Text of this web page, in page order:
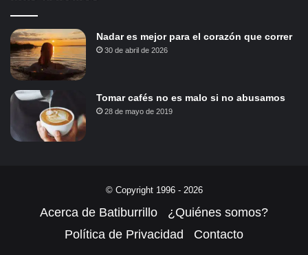
Nadar es mejor para el corazón que correr
30 de abril de 2026
Tomar cafés no es malo si no abusamos
28 de mayo de 2019
© Copyright 1996 - 2026
Acerca de Batiburrillo
¿Quiénes somos?
Política de Privacidad
Contacto